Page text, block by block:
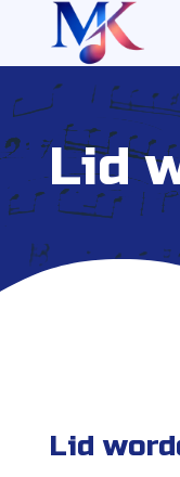
Lid
Lid